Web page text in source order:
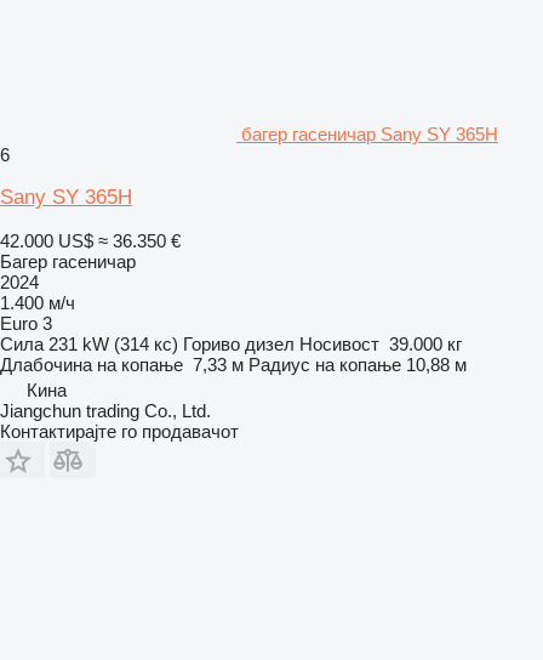
багер гасеничар Sany SY 365H
6
Sany SY 365H
42.000 US$ ≈ 36.350 €
Багер гасеничар
2024
1.400 м/ч
Euro 3
Сила 231 kW (314 кс) Гориво дизел Носивост 39.000 кг
Длабочина на копање 7,33 м Радиус на копање 10,88 м
Кина
Jiangchun trading Co., Ltd.
Контактирајте го продавачот